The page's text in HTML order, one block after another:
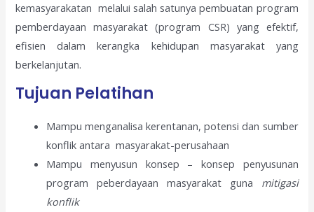
kemasyarakatan melalui salah satunya pembuatan program
pemberdayaan masyarakat (program CSR) yang efektif,
efisien dalam kerangka kehidupan masyarakat yang
berkelanjutan.
Tujuan Pelatihan
Mampu menganalisa kerentanan, potensi dan sumber
konflik antara masyarakat-perusahaan
Mampu menyusun konsep – konsep penyusunan
program peberdayaan masyarakat guna mitigasi
konflik